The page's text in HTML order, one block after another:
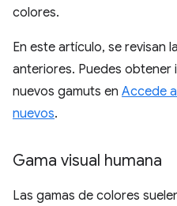
colores.
En este artículo, se revisan
anteriores. Puedes
nuevos gamuts en Accede
nuevos.
Gama visual humana
Las gamas de colores